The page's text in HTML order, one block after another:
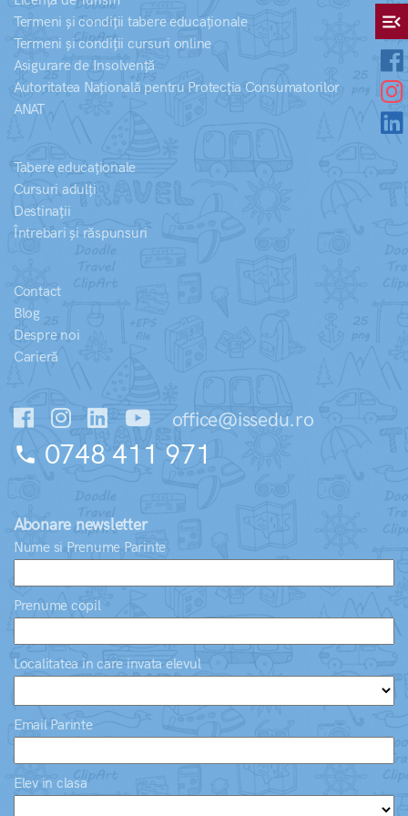
menu_open
Termeni și condiții tabere educaționale
Termeni și condiții cursuri online
Asigurare de Insolvență
Autoritatea Națională pentru Protecția Consumatorilor
ANAT
Tabere educaționale
Cursuri adulți
Destinații
Întrebari și răspunsuri
Contact
Blog
Despre noi
Carieră
office@issedu.ro
phone 0748 411 971
Abonare newsletter
Nume si Prenume Parinte
Prenume copil
Localitatea in care invata elevul
Email Parinte
Elev in clasa